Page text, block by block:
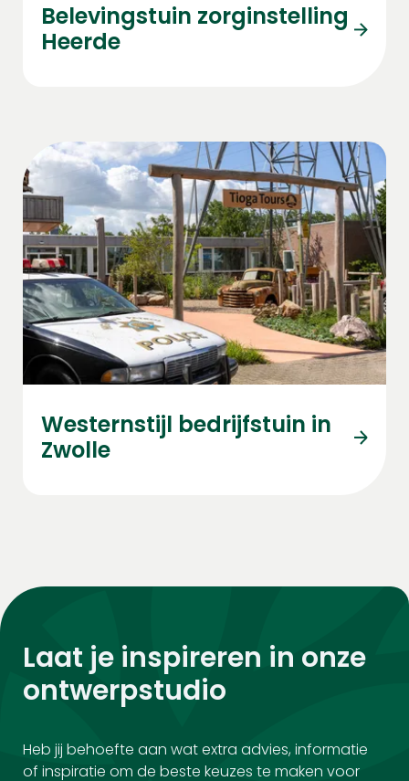
Belevingstuin zorginstelling
Heerde
Westernstijl bedrijfstuin in
Zwolle
Laat je inspireren in onze
ontwerpstudio
Heb jij behoefte aan wat extra advies, informatie
of inspiratie om de beste keuzes te maken voor